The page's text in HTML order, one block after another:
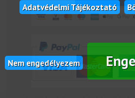
Adatvédelmi Tájékoztató
Nem engedélyezem